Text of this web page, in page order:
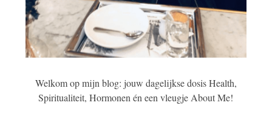
Welkom op mijn blog: jouw dagelijkse dosis Health,
Spiritualiteit, Hormonen én een vleugje About Me!